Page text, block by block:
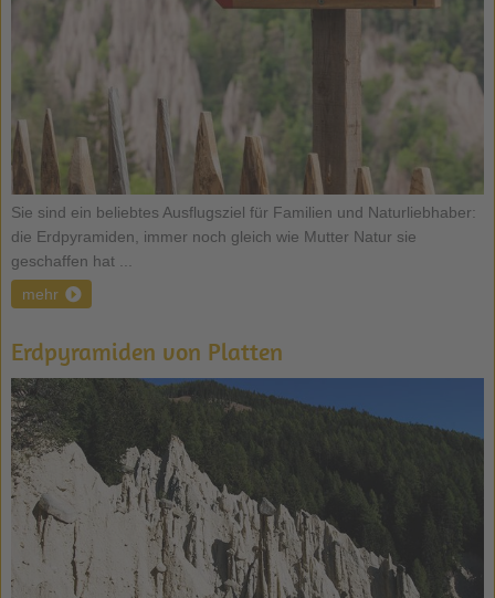
Sie sind ein beliebtes Ausflugsziel für Familien und Naturliebhaber:
die Erdpyramiden, immer noch gleich wie Mutter Natur sie
geschaffen hat ...
mehr
Erdpyramiden von Platten